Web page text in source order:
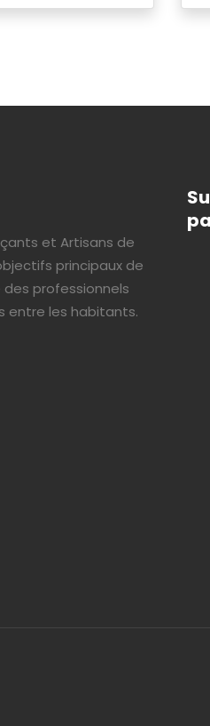
et Artisans de
principaux de
professionnels
entre les habitants.